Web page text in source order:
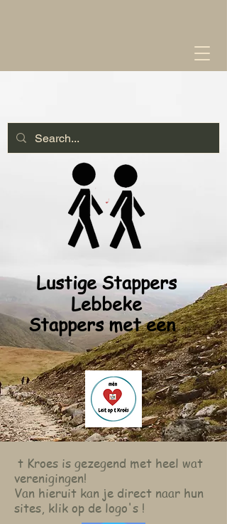
Lustige Stappers
Lebbeke
Stappers met een
t Kroes is gezegend met heel wat
verenigingen!
Van hieruit kan je direct naar hun
sites, klik op de logo's !